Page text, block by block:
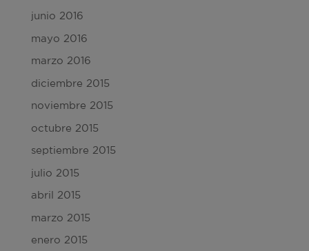
junio 2016
mayo 2016
marzo 2016
diciembre 2015
noviembre 2015
octubre 2015
septiembre 2015
julio 2015
abril 2015
marzo 2015
enero 2015